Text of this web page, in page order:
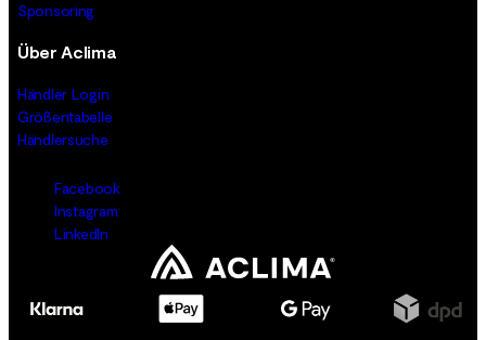
Sponsoring
Über Aclima
Händler Login
Größentabelle
Händlersuche
Facebook
Instagram
LinkedIn